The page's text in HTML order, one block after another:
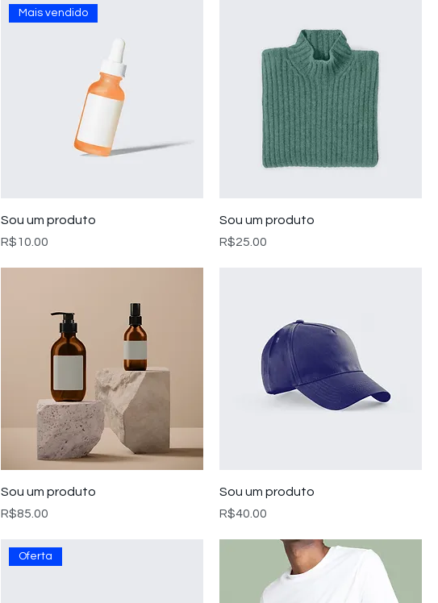
Mais vendido
Sou um produto
Preço
R$10.00
Sou um produto
Preço
R$25.00
Sou um produto
Preço
R$85.00
Sou um produto
Preço
R$40.00
Oferta